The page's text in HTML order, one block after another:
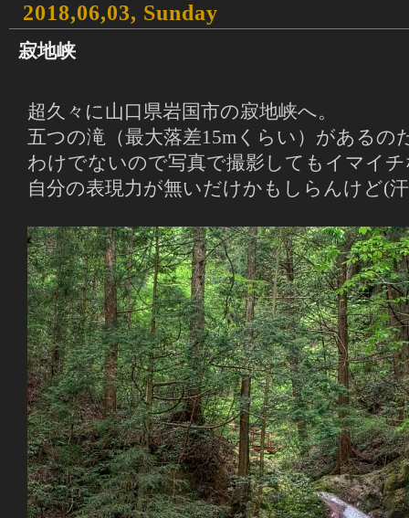
2018,06,03, Sunday
寂地峡
超久々に山口県岩国市の寂地峡へ。
五つの滝（最大落差15mくらい）があるの
わけでないので写真で撮影してもイマイ
自分の表現力が無いだけかもしらんけど(